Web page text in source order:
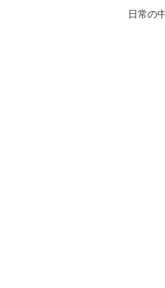
日常の